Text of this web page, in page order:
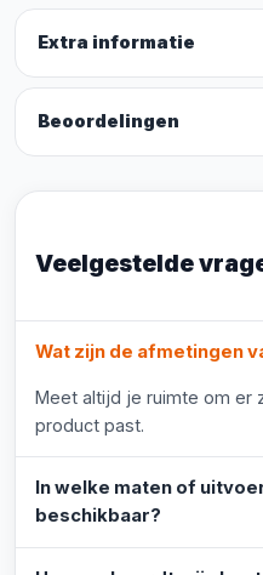
Extra informatie
Beoordelingen
Veelgestelde
Wat zijn de afmetingen
Meet altijd je ruimte om er
product past.
In welke maten of
beschikbaar?